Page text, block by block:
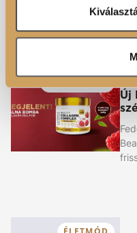
Ön által használt más
Kapcsolódó
Új